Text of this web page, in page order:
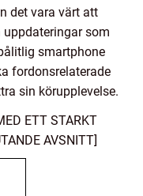
det vara värt att
som
smartphone
fordonsrelaterade
sin körupplevelse.
ETT STARKT
AVSNITT]